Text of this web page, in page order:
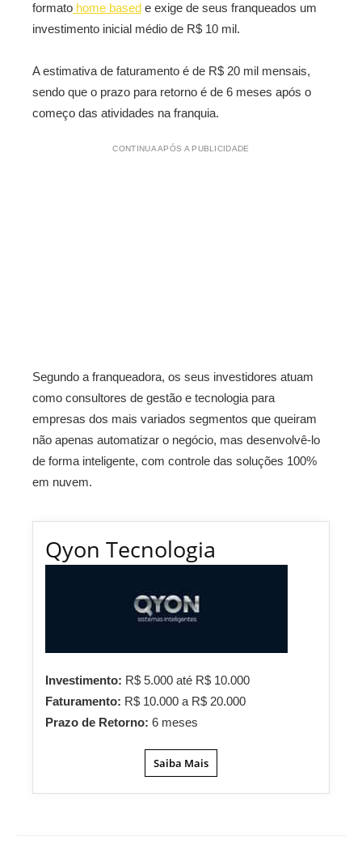
formato home based e exige de seus franqueados um
investimento inicial médio de R$ 10 mil.
A estimativa de faturamento é de R$ 20 mil mensais,
sendo que o prazo para retorno é de 6 meses após o
começo das atividades na franquia.
CONTINUA APÓS A PUBLICIDADE
Segundo a franqueadora, os seus investidores atuam
como consultores de gestão e tecnologia para
empresas dos mais variados segmentos que queiram
não apenas automatizar o negócio, mas desenvolvê-lo
de forma inteligente, com controle das soluções 100%
em nuvem.
Qyon Tecnologia
Investimento: R$ 5.000 até R$ 10.000
Faturamento: R$ 10.000 a R$ 20.000
Prazo de Retorno: 6 meses
Saiba Mais